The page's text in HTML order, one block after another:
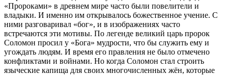
«Пророками» в древнем мире часто были повелители и
владыки. И именно им открывалось божественное учение. С
ними разговаривал «бог», и в изображениях часто
встречаются эти мотивы. По легенде великий царь пророк
Соломон просил у «Бога» мудрости, что бы служить ему и
угождать людям. И время его правления не было отмечено
конфликтами и войнами. Но когда Соломон стал строить
языческие капища для своих многочисленных жён, которые